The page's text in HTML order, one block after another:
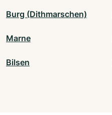
Burg (Dithmarschen)
Marne
Bilsen